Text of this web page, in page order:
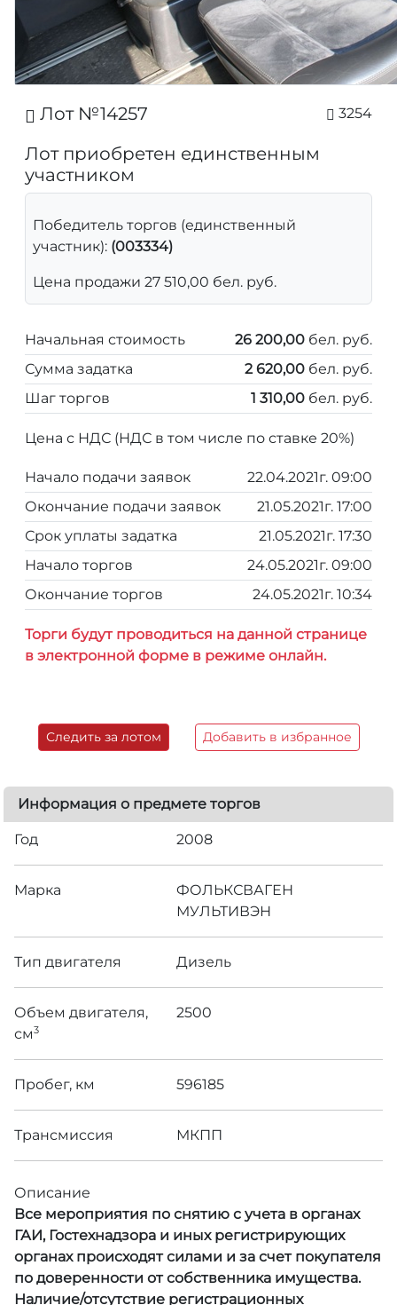
Лот №14257 3254
Лот приобретен единственным
участником
Победитель торгов (единственный
участник): (003334)
Цена продажи 27 510,00 бел. руб.
Начальная стоимость 26 200,00 бел. руб.
Сумма задатка
2 620,00 бел. руб.
Шаг торгов
1 310,00 бел. руб.
Цена с НДС (НДС в том числе по ставке 20%)
Начало подачи заявок
22.04.2021г. 09:00
Окончание подачи заявок
21.05.2021г. 17:00
Срок уплаты задатка
21.05.2021г. 17:30
Начало торгов
24.05.2021г. 09:00
Окончание торгов
24.05.2021г. 10:34
Торги будут проводиться на данной странице
в электронной форме в режиме онлайн.
Следить за лотом Добавить в избранное
Информация о предмете торгов
Год 2008
Марка
ФОЛЬКСВАГЕН
МУЛЬТИВЭН
Тип двигателя Дизель
Объем двигателя,
см3
2500
Пробег, км 596185
Трансмиссия МКПП
Описание
Все мероприятия по снятию с учета в органах
ГАИ, Гостехнадзора и иных регистрирующих
органах происходят силами и за счет покупателя
по доверенности от собственника имущества.
Наличие/отсутствие регистрационных